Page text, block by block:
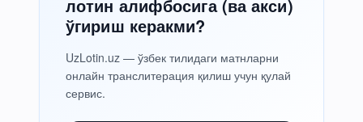
лотин алифбосига (ва акси)
ўгириш керакми?
UzLotin.uz — ўзбек тилидаги матнларни
онлайн транслитерация қилиш учун қулай
сервис.